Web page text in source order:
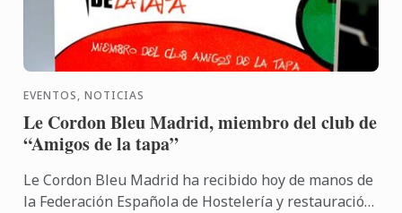
EVENTOS, NOTICIAS
Le Cordon Bleu Madrid, miembro del club de
“Amigos de la tapa”
Le Cordon Bleu Madrid ha recibido hoy de manos de
la Federación Española de Hostelería y restauración